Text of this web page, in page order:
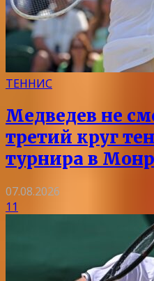
ТЕННИС
Медведев не
третий круг
турнира в
07.08.2026
11